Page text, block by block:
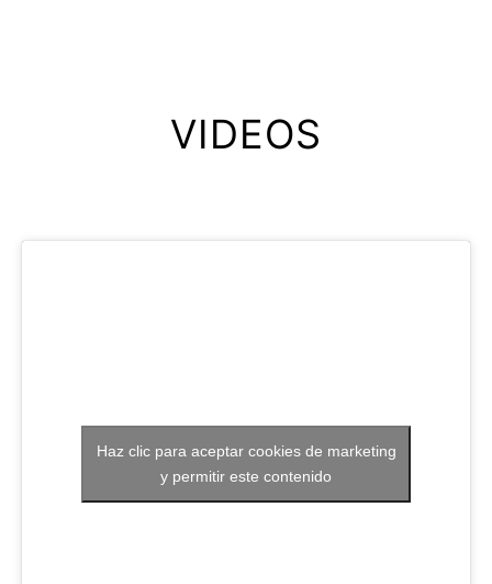
VIDEOS
Haz clic para aceptar cookies de marketing
y permitir este contenido